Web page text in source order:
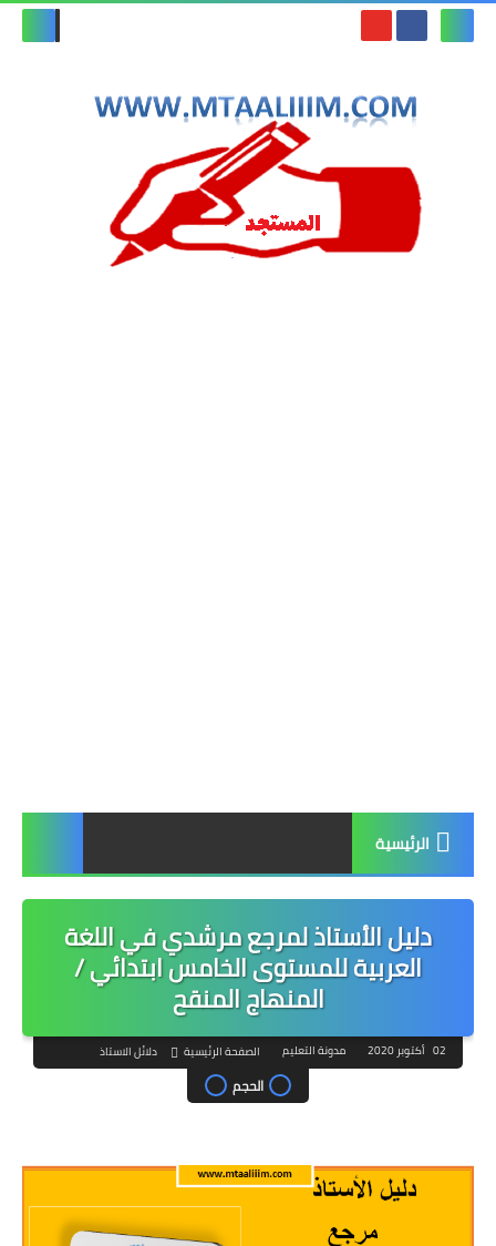
الرئيسية
دليل الأستاذ لمرجع مرشدي في اللغة
العربية للمستوى الخامس ابتدائي /
المنهاج المنقح
02 أكتوبر 2020 مدونة التعليم الصفحة الرئيسية دلائل الاستاذ
الحجم